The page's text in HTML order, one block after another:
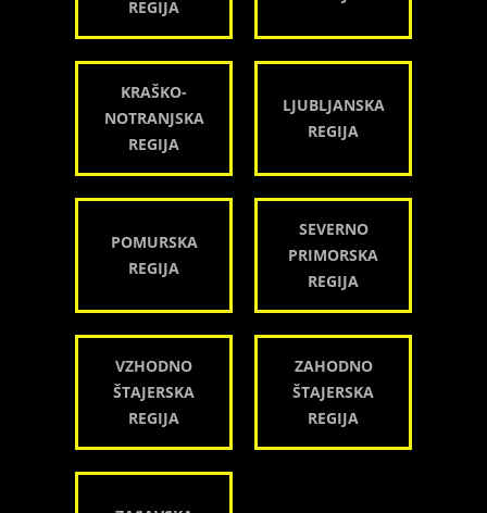
REGIJA
KRAŠKO-
NOTRANJSKA
REGIJA
LJUBLJANSKA
REGIJA
POMURSKA
REGIJA
SEVERNO
PRIMORSKA
REGIJA
VZHODNO
ŠTAJERSKA
REGIJA
ZAHODNO
ŠTAJERSKA
REGIJA